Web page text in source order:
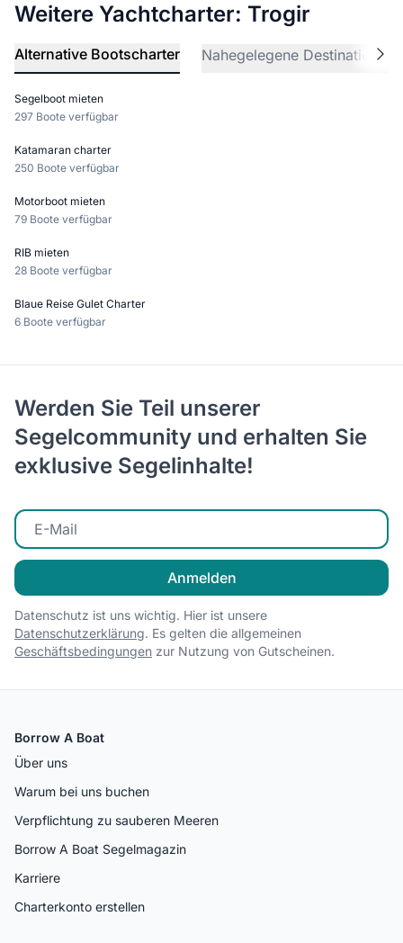
Weitere Yachtcharter: Trogir
Alternative Bootscharter Nahegelegene Destinationen
Segelboot mieten
297 Boote verfügbar
Katamaran charter
250 Boote verfügbar
Motorboot mieten
79 Boote verfügbar
RIB mieten
28 Boote verfügbar
Blaue Reise Gulet Charter
6 Boote verfügbar
Werden Sie Teil unserer
Segelcommunity und erhalten Sie
exklusive Segelinhalte!
E-Mail eingeben
Anmelden
Datenschutz ist uns wichtig. Hier ist unsere
Datenschutzerklärung. Es gelten die allgemeinen
Geschäftsbedingungen zur Nutzung von Gutscheinen.
Borrow A Boat
Über uns
Warum bei uns buchen
Verpflichtung zu sauberen Meeren
Borrow A Boat Segelmagazin
Karriere
Charterkonto erstellen